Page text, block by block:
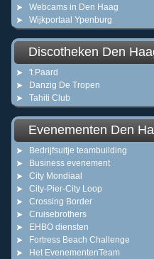
Webcams in Den Haag
Wijkportaal Ypenburg
Discotheken Den
't Paard
Danzig De Tropen
Tahiti Club
Evenementen Den
Bedrijfsuitje teambuilding
Business evenement
City Mondiaal
City-Pier-City Loop
Crossing Border
Cruisebrothers
EHBO diensten
Fortress Beach Challenge
Het EvenementenTeam